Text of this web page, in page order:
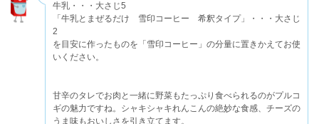
牛乳・・・大さじ5
「牛乳とまぜるだけ 雪印コーヒー 希釈タイプ」・・・大さじ
2
を目安に作ったものを「雪印コーヒー」の分量に置きかえてお使
いください。
甘辛のタレでお肉と一緒に野菜もたっぷり食べられるのがプルコ
ギの魅力ですね。シャキシャキれんこんの絶妙な食感、チーズの
うま味もおいしさを引き立てます。